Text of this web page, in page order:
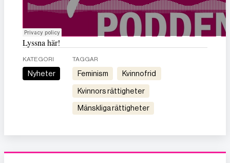
Lyssna här!
KATEGORI
Nyheter
TAGGAR
feminism kvinnofrid
kvinnors rättigheter
mänskliga rättigheter